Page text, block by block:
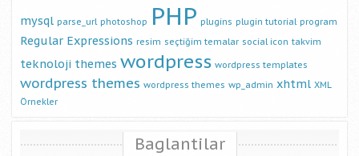
mysql parse_url photoshop PHP plugins plugin tutorial program
Regular Expressions resim seçtiğim temalar social icon takvim
teknoloji themes wordpress wordpress templates
wordpress themes wordpress themes wp_admin xhtml XML
Örnekler
Baglantilar